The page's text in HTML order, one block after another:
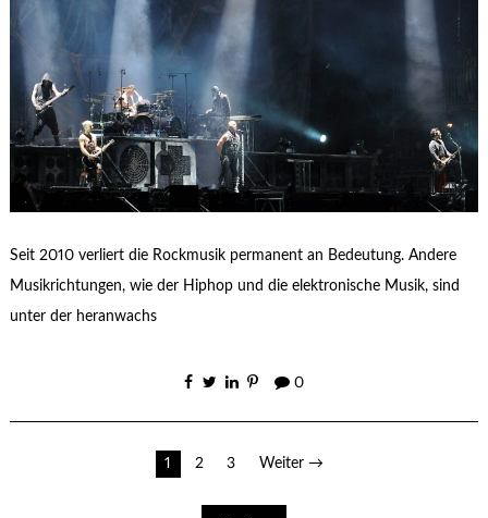
Seit 2010 verliert die Rockmusik permanent an Bedeutung. Andere
Musikrichtungen, wie der Hiphop und die elektronische Musik, sind
unter der heranwachs
0
Seitennummerierung
1 2 3 Weiter →